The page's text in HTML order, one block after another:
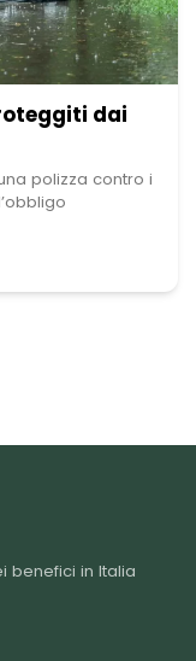
dai
polizza contro i
benefici in Italia